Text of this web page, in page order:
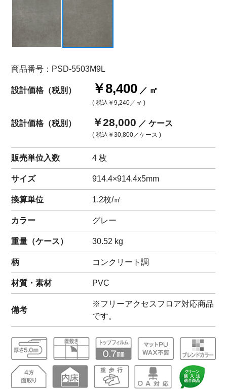
商品番号：PSD-5503M9L
設計価格（税別） ￥8,400 ／ ㎡
( 税込 ￥9,240／㎡ )
設計価格（税別） ￥28,000 ／ ケース
( 税込 ￥30,800／ケース )
販売単位入数 4 枚
サイズ 914.4×914.4x5mm
換算単位 1.2枚/㎡
カラー グレー
重量（ケース） 30.52 kg
柄 コンクリート調
材質・素材 PVC
備考
※フリーアクセスフロア対応商品
です。